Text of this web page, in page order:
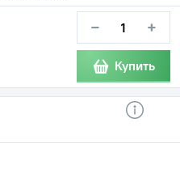
− +
Купить